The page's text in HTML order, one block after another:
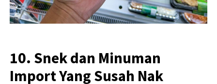
10. Snek dan Minuman
Import Yang Susah Nak